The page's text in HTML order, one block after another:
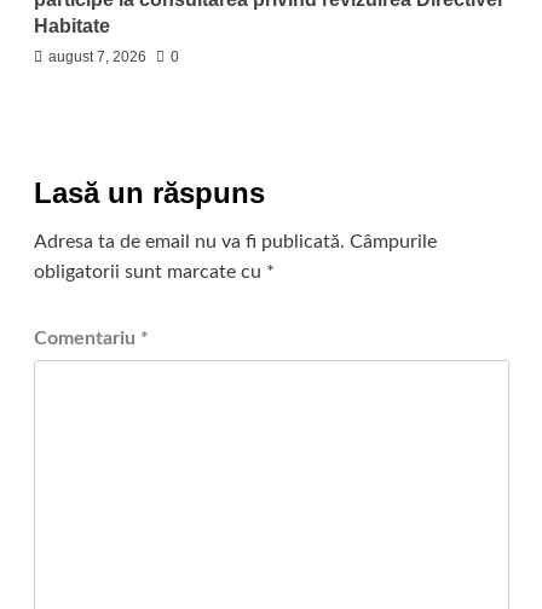
Habitate
august 7, 2026 0
Lasă un răspuns
Adresa ta de email nu va fi publicată. Câmpurile
obligatorii sunt marcate cu *
Comentariu *